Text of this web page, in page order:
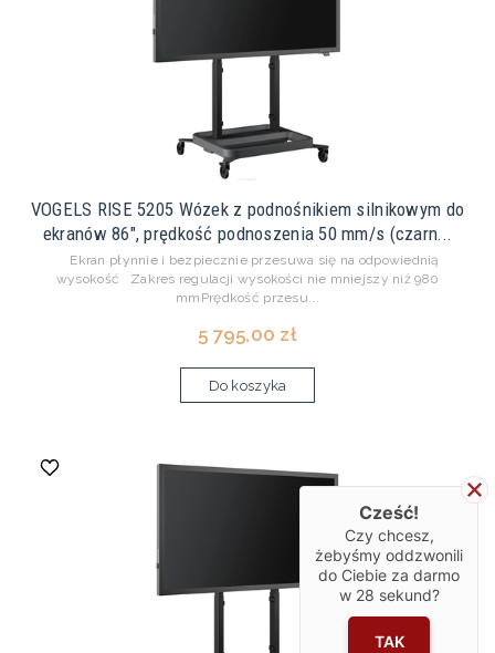
VOGELS RISE 5205 Wózek z podnośnikiem silnikowym do
ekranów 86", prędkość podnoszenia 50 mm/s (czarn...
Ekran płynnie i bezpiecznie przesuwa się na odpowiednią
wysokość Zakres regulacji wysokości nie mniejszy niż 980
mmPrędkość przesu...
5 795,00 zł
Do koszyka
Cześć!
Czy chcesz,
żebyśmy oddzwonili
do Ciebie za darmo
w 28 sekund?
TAK